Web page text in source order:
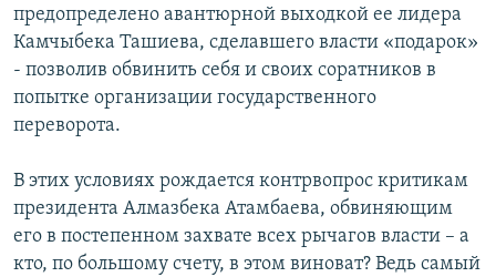
предопределено авантюрной выходкой ее лидера
Камчыбека Ташиева, сделавшего власти «подарок»
- позволив обвинить себя и своих соратников в
попытке организации государственного
переворота.
В этих условиях рождается контрвопрос критикам
президента Алмазбека Атамбаева, обвиняющим
его в постепенном захвате всех рычагов власти – а
кто, по большому счету, в этом виноват? Ведь самый